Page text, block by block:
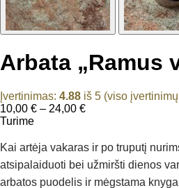
Arbata „Ramus
Įvertinimas: 4.88 iš 5 (viso
10,00 € – 24,00 €Price
through
24,00 €
Turime
Kai artėja vakaras ir po truputį
atsipalaiduoti bei užmiršti dienos
arbatos puodelis ir mėgstama